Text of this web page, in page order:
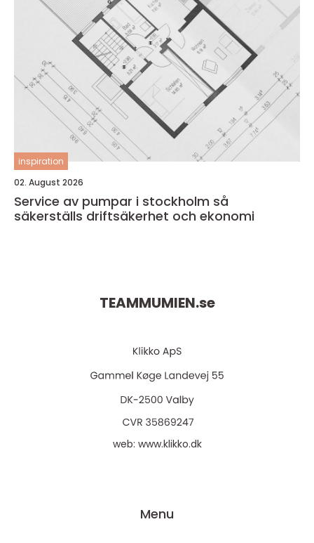
inspiration
02. August 2026
Service av pumpar i stockholm så
säkerställs driftsäkerhet och ekonomi
TEAMMUMIEN.se
web: www.klikko.dk
Menu